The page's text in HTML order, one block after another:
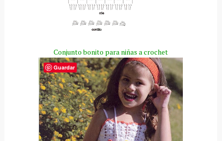
Conjunto bonito para niñas a crochet
Guardar